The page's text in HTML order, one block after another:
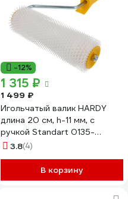
-12%
1 315 ₽
1 499 ₽
Игольчатый валик HARDY
длина 20 см, h-11 мм, с
ручкой Standart 0135-
117020
3.8(4)
В корзину